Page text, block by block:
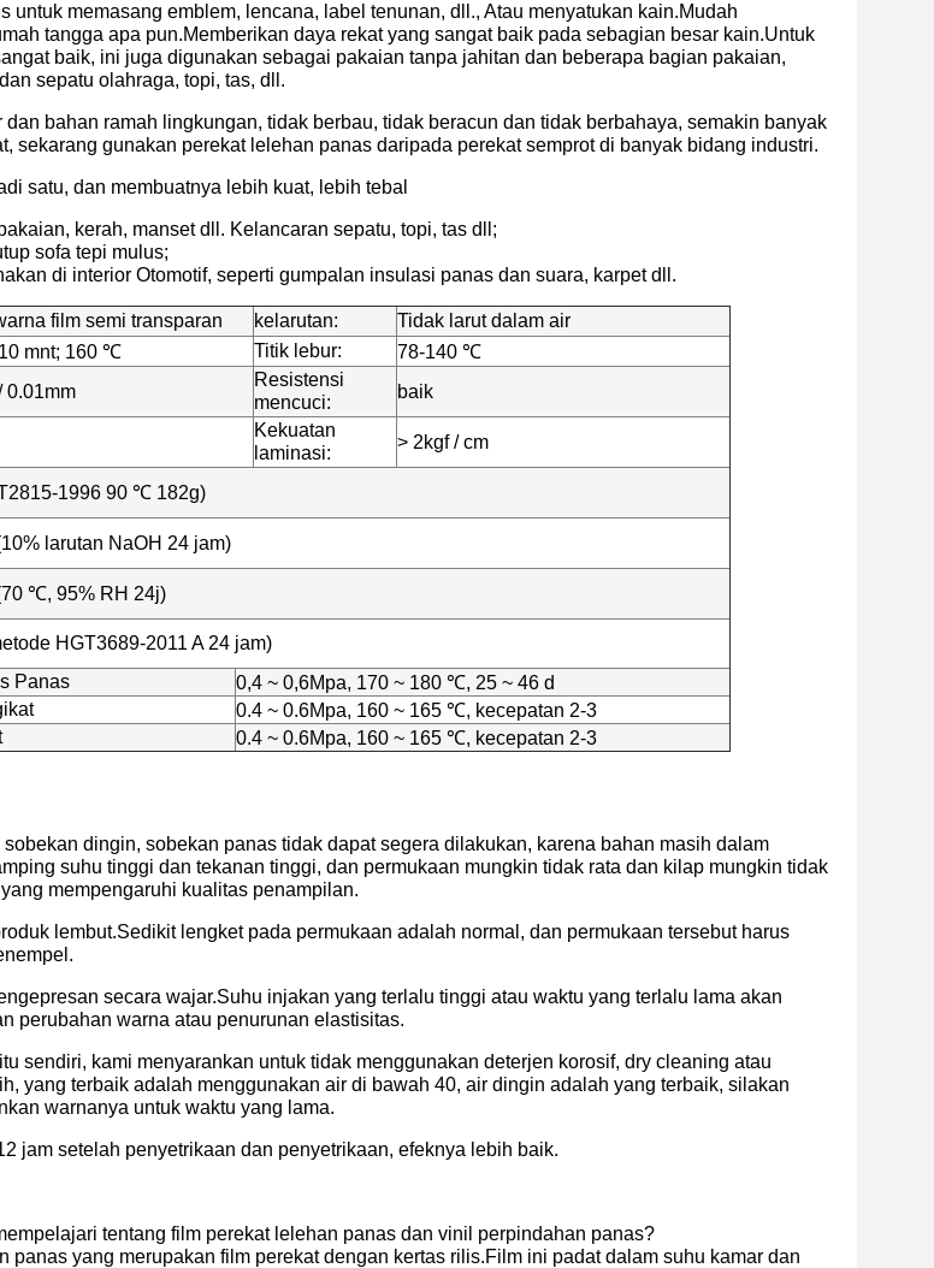
untuk memasang emblem, lencana, label tenunan, dll., Atau menyatukan kain.Mudah
tangga apa pun.Memberikan daya rekat yang sangat baik pada sebagian besar kain.Untuk
baik, ini juga digunakan sebagai pakaian tanpa jahitan dan beberapa bagian pakaian,
sepatu olahraga, topi, tas, dll.
bahan ramah lingkungan, tidak berbau, tidak beracun dan tidak berbahaya, semakin banyak
sekarang gunakan perekat lelehan panas daripada perekat semprot di banyak bidang industri.
satu, dan membuatnya lebih kuat, lebih tebal
kerah, manset dll. Kelancaran sepatu, topi, tas dll;
sofa tepi mulus;
di interior Otomotif, seperti gumpalan insulasi panas dan suara, karpet dll.
film semi transparan kelarutan:
Tidak larut dalam air
mnt; 160 ℃ Titik lebur:
78-140 ℃
0.01mm
Resistensi
mencuci:
baik
Kekuatan
laminasi:
> 2kgf / cm
1996 90 ℃ 182g)
larutan NaOH 24 jam)
℃, 95% RH 24j)
HGT3689-2011 A 24 jam)
Panas
0,4 ~ 0,6Mpa, 170 ~ 180 ℃, 25 ~ 46 d
0.4 ~ 0.6Mpa, 160 ~ 165 ℃, kecepatan 2-3
0.4 ~ 0.6Mpa, 160 ~ 165 ℃, kecepatan 2-3
dingin, sobekan panas tidak dapat segera dilakukan, karena bahan masih dalam
suhu tinggi dan tekanan tinggi, dan permukaan mungkin tidak rata dan kilap mungkin tidak
mempengaruhi kualitas penampilan.
lembut.Sedikit lengket pada permukaan adalah normal, dan permukaan tersebut harus
secara wajar.Suhu injakan yang terlalu tinggi atau waktu yang terlalu lama akan
perubahan warna atau penurunan elastisitas.
sendiri, kami menyarankan untuk tidak menggunakan deterjen korosif, dry cleaning atau
yang terbaik adalah menggunakan air di bawah 40, air dingin adalah yang terbaik, silakan
warnanya untuk waktu yang lama.
jam setelah penyetrikaan dan penyetrikaan, efeknya lebih baik.
tentang film perekat lelehan panas dan vinil perpindahan panas?
panas yang merupakan film perekat dengan kertas rilis.Film ini padat dalam suhu kamar dan